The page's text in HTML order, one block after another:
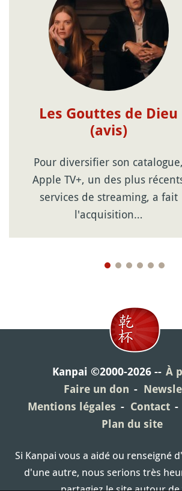
Les Gouttes de Dieu
(avis)
Pour diversifier son catalogue,
Apple TV+, un des plus
services de streaming, a fait
l'acquisition…
Kanpai ©2000-2026
À
Faire un don
Mentions légales
Contact
Plan du site
Si Kanpai vous a aidé ou renseigné
d'une autre, nous serions très